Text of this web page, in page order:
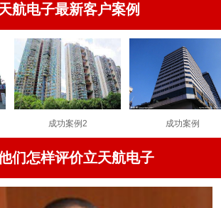
航电子最新客户案例
们怎样评价立天航电子